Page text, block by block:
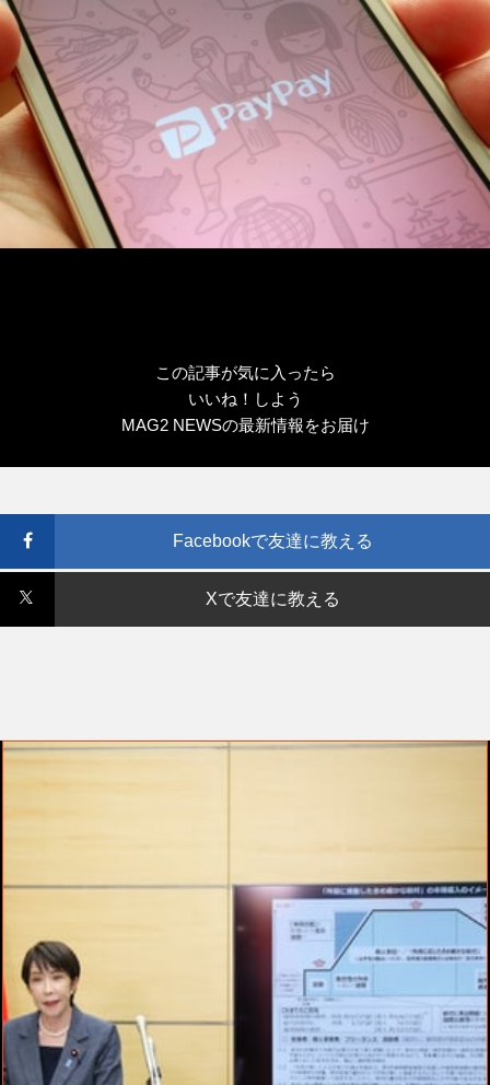
この記事が気に入ったら
いいね！しよう
MAG2 NEWSの最新情報をお届け
Facebookで友達に教える
Xで友達に教える